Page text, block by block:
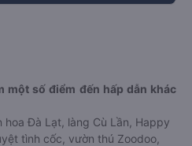
một số điểm đến hấp dẫn khác
hoa Đà Lạt, làng Cù Lần, Happy
tình cốc, vườn thú Zoodoo,